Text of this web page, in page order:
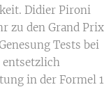
Didier Pironi
zu den Grand Prix
Tests bei
in der Formel 1